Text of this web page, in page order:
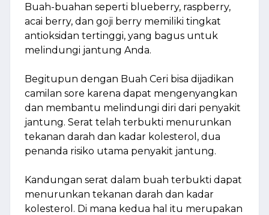
Buah-buahan seperti blueberry, raspberry,
acai berry, dan goji berry memiliki tingkat
antioksidan tertinggi, yang bagus untuk
melindungi jantung Anda.
Begitupun dengan Buah Ceri bisa dijadikan
camilan sore karena dapat mengenyangkan
dan membantu melindungi diri dari penyakit
jantung. Serat telah terbukti menurunkan
tekanan darah dan kadar kolesterol, dua
penanda risiko utama penyakit jantung.
Kandungan serat dalam buah terbukti dapat
menurunkan tekanan darah dan kadar
kolesterol. Di mana kedua hal itu merupakan